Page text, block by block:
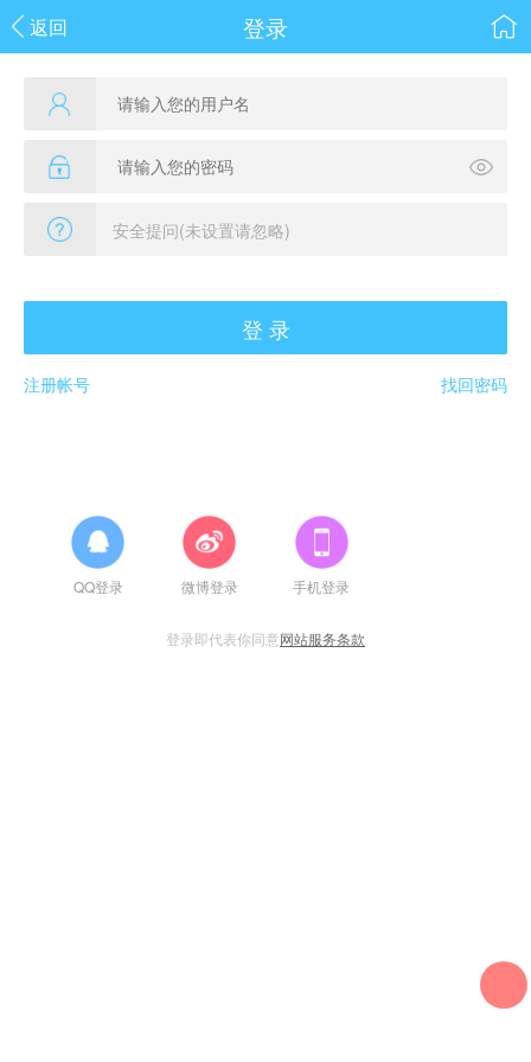
返回 登录
登 录
注册帐号 找回密码
QQ登录 微博登录 手机登录
登录即代表你同意网站服务条款